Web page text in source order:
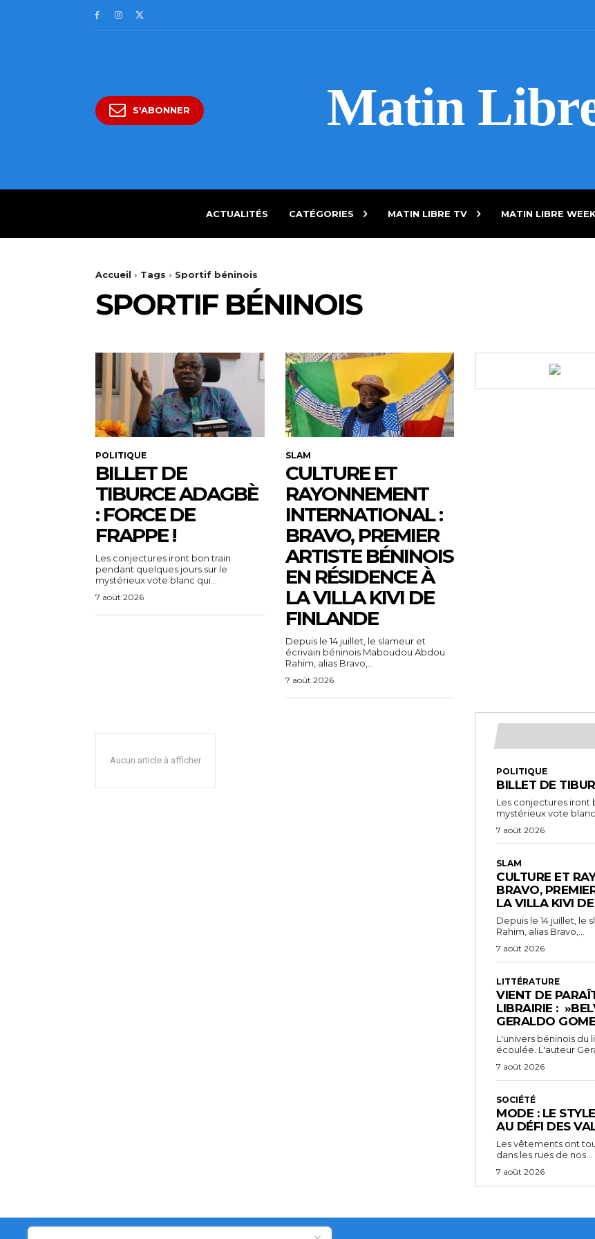
S'ABONNER Matin
ACTUALITÉS CATÉGORIES MATIN LIBRE TV MATIN LIBRE
Accueil Tags Sportif béninois
SPORTIF BÉNINOIS
POLITIQUE
BILLET DE
TIBURCE ADAGBÈ
: FORCE DE
FRAPPE !
Les conjectures iront bon train
pendant quelques jours sur le
mystérieux vote blanc qui...
7 août 2026
SLAM
CULTURE ET
RAYONNEMENT
INTERNATIONAL :
BRAVO, PREMIER
ARTISTE BÉNINOIS
EN RÉSIDENCE À
LA VILLA KIVI DE
FINLANDE
Depuis le 14 juillet, le slameur et
écrivain béninois Maboudou Abdou
Rahim, alias Bravo,...
7 août 2026
Aucun article à afficher
POLITIQUE
BILLET DE
Les conjectures iront
mystérieux vote blanc
7 août 2026
SLAM
CULTURE ET
BRAVO,
LA VILLA KIVI
Depuis le 14 juillet, le
Rahim, alias Bravo,...
7 août 2026
LITTÉRATURE
VIENT DE
LIBRAIRIE :
GERALDO
L'univers béninois du
écoulée. L'auteur
7 août 2026
SOCIÉTÉ
MODE : LE
AU DÉFI DES
Les vêtements ont
dans les rues de nos...
7 août 2026